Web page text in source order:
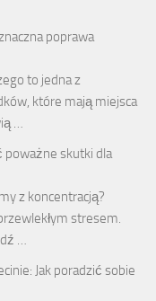
poprawa
to jedna z
które mają miejsca
…
skutki dla
z koncentracją?
stresem.
…
Jak poradzić sobie